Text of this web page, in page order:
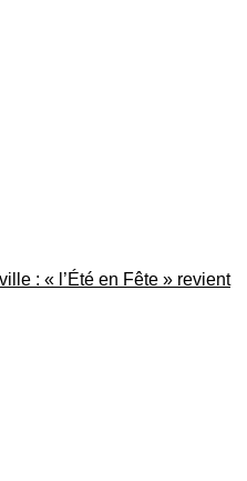
: « l’Été en Fête » revient